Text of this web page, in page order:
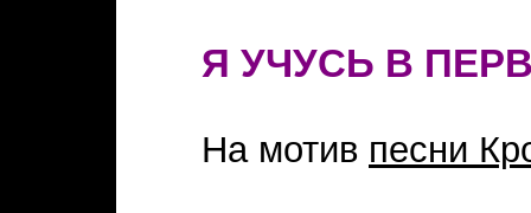
Я УЧУСЬ В
На мотив песни